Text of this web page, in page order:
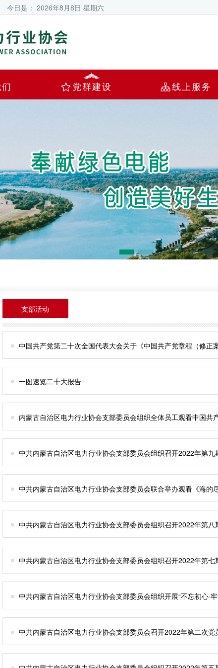
今日是： 2026年8月8日 星期六
党群建设 线上服务
支部活动
中国共产党第二十次全国代表大会关于《中国共产党章程（修正
一图速览二十大报告
内蒙古自治区电力行业协会支部委员会组织全体员工观看中国共
中共内蒙古自治区电力行业协会支部委员会组织召开2022年第九
中共内蒙古自治区电力行业协会支部委员会联合举办观看《海的
中共内蒙古自治区电力行业协会支部委员会组织召开2022年第八
中共内蒙古自治区电力行业协会支部委员会组织召开2022年第七
中共内蒙古自治区电力行业协会支部委员会组织开展“不忘初心·
中共内蒙古自治区电力行业协会支部委员会召开2022年第二次